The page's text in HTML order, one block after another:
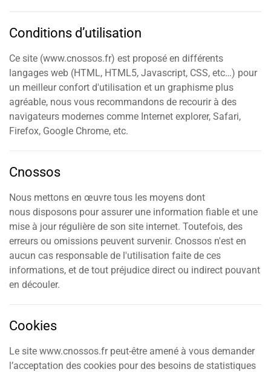
Conditions d’utilisation
Ce site (www.cnossos.fr) est proposé en différents
langages web (HTML, HTML5, Javascript, CSS, etc…) pour
un meilleur confort d'utilisation et un graphisme plus
agréable, nous vous recommandons de recourir à des
navigateurs modernes comme Internet explorer, Safari,
Firefox, Google Chrome, etc.
Cnossos
Nous mettons en œuvre tous les moyens dont
nous disposons pour assurer une information fiable et une
mise à jour régulière de son site internet. Toutefois, des
erreurs ou omissions peuvent survenir. Cnossos n'est en
aucun cas responsable de l'utilisation faite de ces
informations, et de tout préjudice direct ou indirect pouvant
en découler.
Cookies
Le site www.cnossos.fr peut-être amené à vous demander
l’acceptation des cookies pour des besoins de statistiques